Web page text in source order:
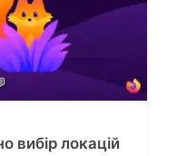
вибір локацій